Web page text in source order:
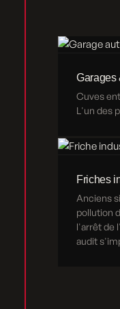
Garages
Cuves
L'un des
Friches
Anciens
pollution
l'arrêt de
audit